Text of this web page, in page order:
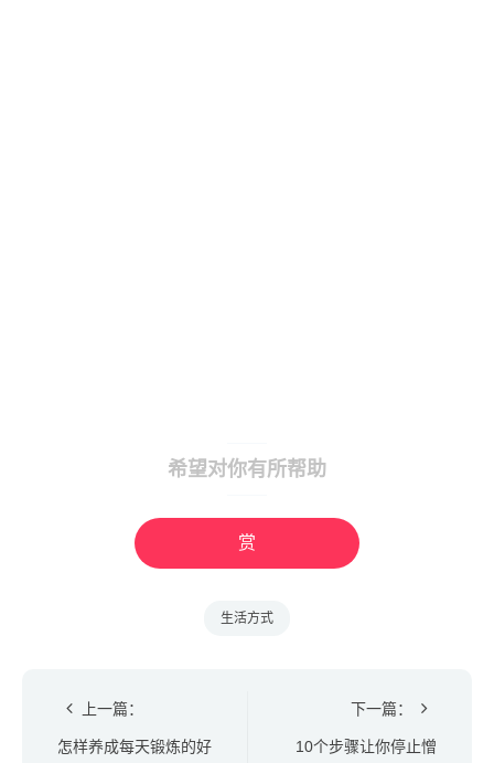
希望对你有所帮助
赏
生活方式
上一篇：
怎样养成每天锻炼的好
下一篇：
10个步骤让你停止憎